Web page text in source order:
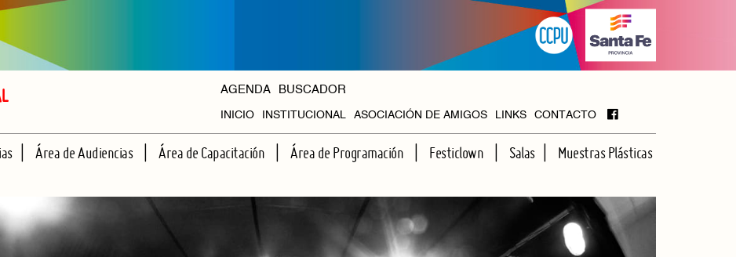
AGENDA BUSCADOR
INICIO INSTITUCIONAL
HISTORIA
ORGANISMOS
ASOCIACIÓN DE AMIGOS LINKS CONTACTO
Área de Audiencias Área de Capacitación Área de Programación Festiclown Salas Muestras Plásticas